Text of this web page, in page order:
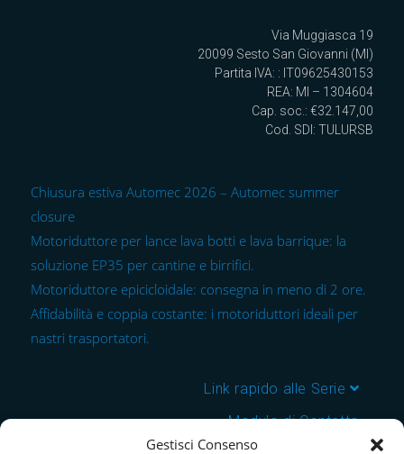
Gestisci Consenso
Via Muggiasca 19
20099 Sesto San Giovanni (MI)
Partita IVA: : IT09625430153
REA: MI – 1304604
Cap. soc.: €32.147,00
Cod. SDI: TULURSB
Chiusura estiva Automec 2026 – Automec summer
closure
Motoriduttore per lance lava botti e lava barrique: la
soluzione EP35 per cantine e birrifici.
Motoriduttore epicicloidale: consegna in meno di 2 ore.
Affidabilità e coppia costante: i motoriduttori ideali per
nastri trasportatori.
Link rapido alle Serie
Modulo di Contatto